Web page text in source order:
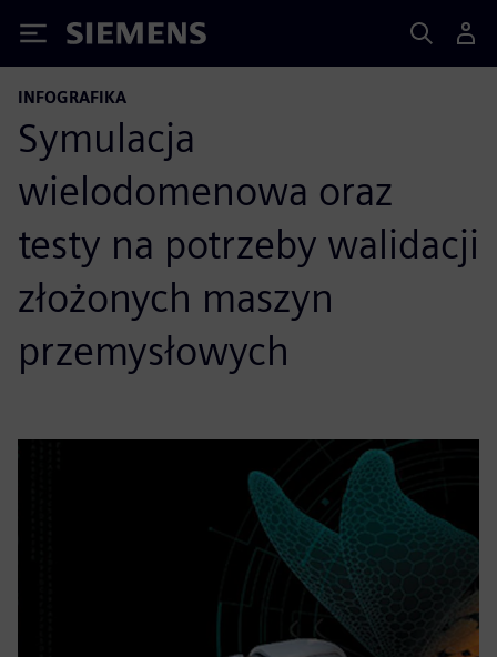
Siemens
INFOGRAFIKA
Symulacja
wielodomenowa oraz
testy na potrzeby walidacji
złożonych maszyn
przemysłowych